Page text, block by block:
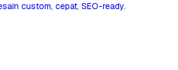
custom, cepat, SEO-ready.